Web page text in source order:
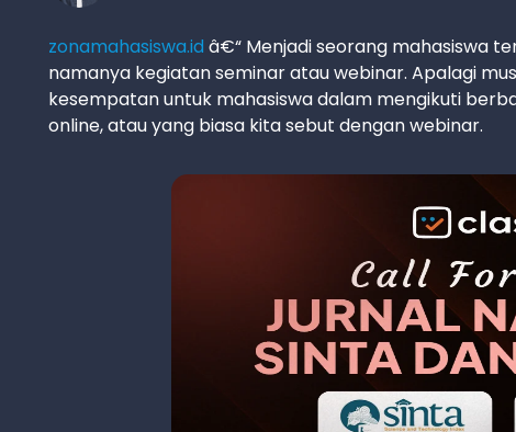
zonamahasiswa.id â€“ Menjadi seorang mahasiswa
namanya kegiatan seminar atau webinar. Apalagi
kesempatan untuk mahasiswa dalam mengikuti
online, atau yang biasa kita sebut dengan webinar.